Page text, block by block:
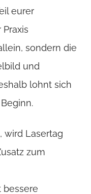
eurer
sondern die
und
lohnt sich
wird Lasertag
zum
bessere